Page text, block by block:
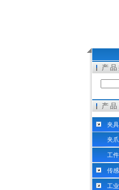
希而科工业
产
产
夹
夹爪
工
传
工